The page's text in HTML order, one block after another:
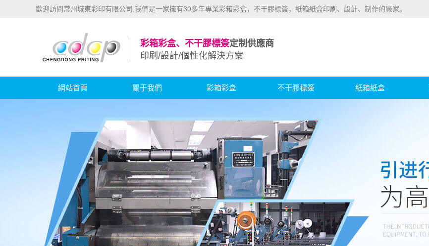
歡迎訪問常州城東彩印有限公司,我們是一家擁有30多年專業彩箱彩盒，不干膠標簽，紙箱紙盒印刷、設計、制作的廠家。
彩箱彩盒、不干膠標簽定制供應商
印刷/設計/個性化解決方案
網站首頁 關于我們 彩箱彩盒 不干膠標簽 紙箱紙盒